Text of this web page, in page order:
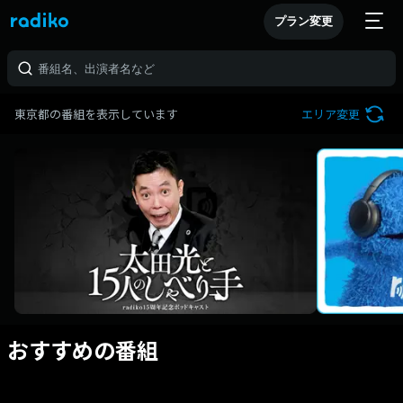
プラン変更
東京都の番組を表示しています エリア変更
おすすめの番組